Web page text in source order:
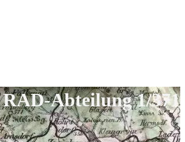
RAD-Abteilung 1/371